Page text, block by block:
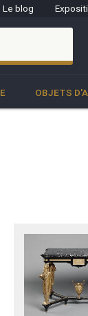
Le blog
OBJETS